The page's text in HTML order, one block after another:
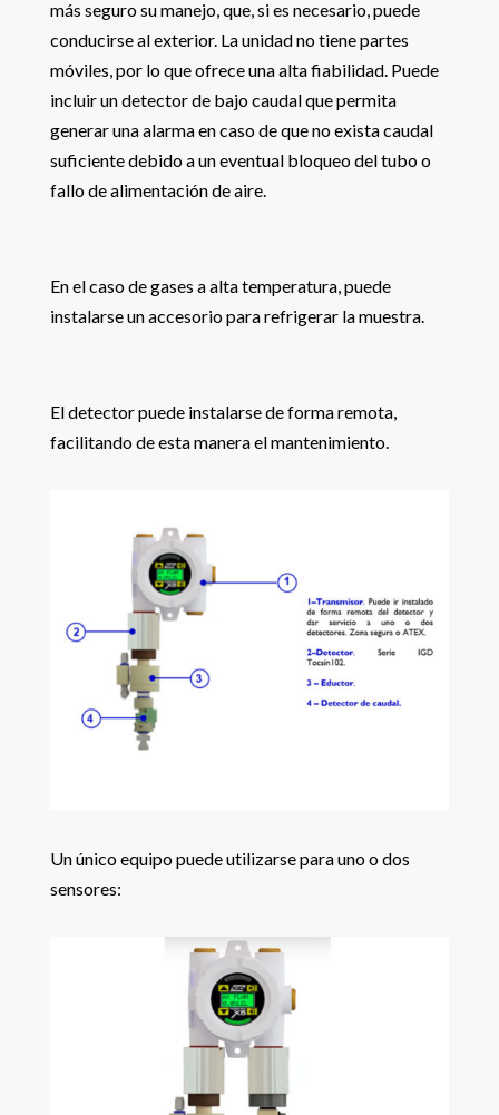
más seguro su manejo, que, si es necesario, puede
conducirse al exterior. La unidad no tiene partes
móviles, por lo que ofrece una alta fiabilidad. Puede
incluir un detector de bajo caudal que permita
generar una alarma en caso de que no exista caudal
suficiente debido a un eventual bloqueo del tubo o
fallo de alimentación de aire.
En el caso de gases a alta temperatura, puede
instalarse un accesorio para refrigerar la muestra.
El detector puede instalarse de forma remota,
facilitando de esta manera el mantenimiento.
Un único equipo puede utilizarse para uno o dos
sensores: